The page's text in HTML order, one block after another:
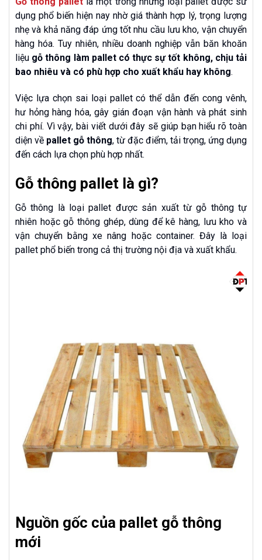
dụng phổ biến hiện nay nhờ giá thành hợp lý, trọng lượng
nhẹ và khả năng đáp ứng tốt nhu cầu lưu kho, vận chuyển
hàng hóa. Tuy nhiên, nhiều doanh nghiệp vẫn băn khoăn
liệu gỗ thông làm pallet có thực sự tốt không, chịu tải
bao nhiêu và có phù hợp cho xuất khẩu hay không.
Việc lựa chọn sai loại pallet có thể dẫn đến cong vênh,
hư hỏng hàng hóa, gây gián đoạn vận hành và phát sinh
chi phí. Vì vậy, bài viết dưới đây sẽ giúp bạn hiểu rõ toàn
diện về pallet gỗ thông, từ đặc điểm, tải trọng, ứng dụng
đến cách lựa chọn phù hợp nhất.
Gỗ thông pallet là gì?
Gỗ thông là loại pallet được sản xuất từ gỗ thông tự
nhiên hoặc gỗ thông ghép, dùng để kê hàng, lưu kho và
vận chuyển bằng xe nâng hoặc container. Đây là loại
pallet phổ biến trong cả thị trường nội địa và xuất khẩu.
Nguồn gốc của pallet gỗ thông
mới